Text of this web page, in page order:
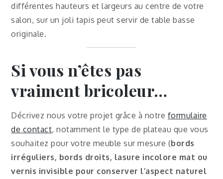
différentes hauteurs et largeurs au centre de votre
salon, sur un joli tapis peut servir de table basse
originale.
Si vous n’êtes pas
vraiment bricoleur…
Décrivez nous votre projet grâce à notre formulaire
de contact, notamment le type de plateau que vous
souhaitez pour votre meuble sur mesure (bords
irréguliers, bords droits, lasure incolore mat ou
vernis invisible pour conserver l’aspect naturel